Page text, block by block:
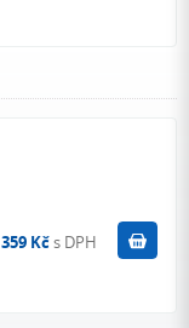
359 Kčs DPH Koupit